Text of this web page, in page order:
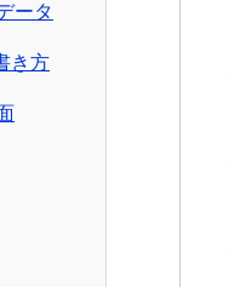
ータ
き方